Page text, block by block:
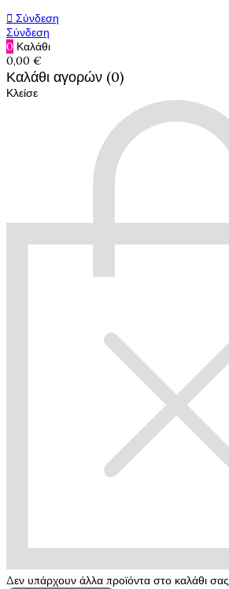
 Σύνδεση
Σύνδεση
0 Καλάθι
0,00 €
Καλάθι αγορών (0)
Κλείσε
Δεν υπάρχουν άλλα προϊόντα στο καλάθι σας